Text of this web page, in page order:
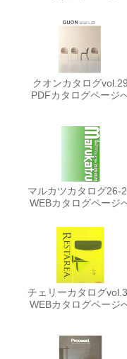
クオンカタログvol.29
PDFカタログページ
マルカツカタログ26-
WEBカタログページ
チェリーカタログ
WEBカタログページ